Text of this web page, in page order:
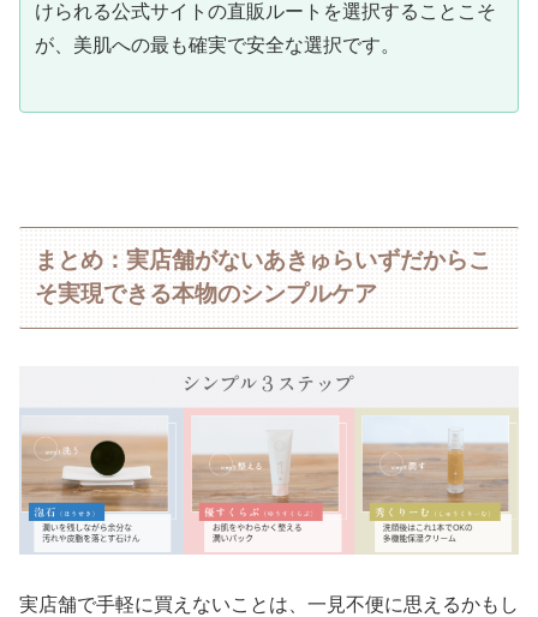
けられる公式サイトの直販ルートを選択することこそ
が、美肌への最も確実で安全な選択です。
まとめ：実店舗がないあきゅらいずだからこ
そ実現できる本物のシンプルケア
実店舗で手軽に買えないことは、一見不便に思えるかもし